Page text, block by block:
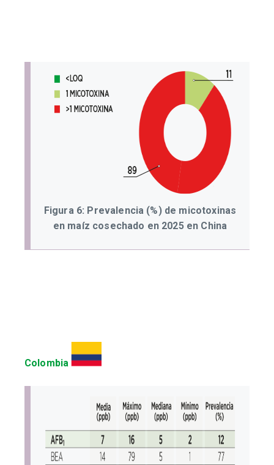
Figura 6: Prevalencia (%) de micotoxinas
en maíz cosechado en 2025 en China
Colombia